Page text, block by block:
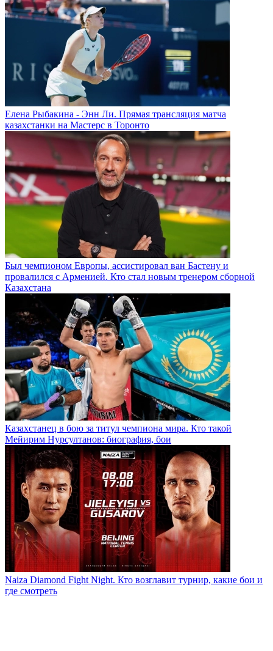
Елена Рыбакина - Энн Ли. Прямая трансляция матча
казахстанки на Мастерс в Торонто
Был чемпионом Европы, ассистировал ван Бастену и
провалился с Арменией. Кто стал новым тренером сборной
Казахстана
Казахстанец в бою за титул чемпиона мира. Кто такой
Мейирим Нурсултанов: биография, бои
Naiza Diamond Fight Night. Кто возглавит турнир, какие бои и
где смотреть